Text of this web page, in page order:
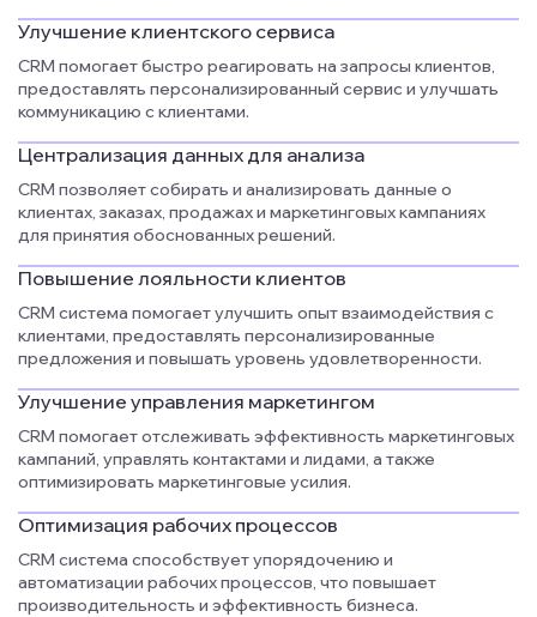
Улучшение клиентского сервиса
CRM помогает быстро реагировать на запросы клиентов,
предоставлять персонализированный сервис и улучшать
коммуникацию с клиентами.
Централизация данных для анализа
CRM позволяет собирать и анализировать данные о
клиентах, заказах, продажах и маркетинговых кампаниях
для принятия обоснованных решений.
Повышение лояльности клиентов
CRM система помогает улучшить опыт взаимодействия с
клиентами, предоставлять персонализированные
предложения и повышать уровень удовлетворенности.
Улучшение управления маркетингом
CRM помогает отслеживать эффективность маркетинговых
кампаний, управлять контактами и лидами, а также
оптимизировать маркетинговые усилия.
Оптимизация рабочих процессов
CRM система способствует упорядочению и
автоматизации рабочих процессов, что повышает
производительность и эффективность бизнеса.